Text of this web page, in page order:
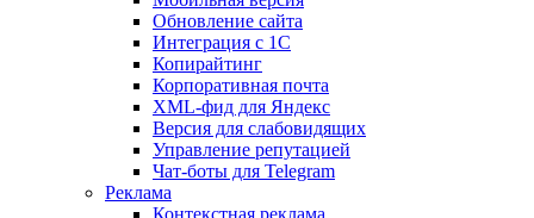
Обновление сайта
Интеграция с 1С
Копирайтинг
Корпоративная почта
XML-фид для Яндекс
Версия для слабовидящих
Управление репутацией
Чат-боты для Telegram
Реклама
Контекстная реклама